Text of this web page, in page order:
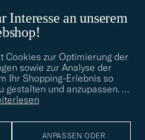
Off Race Light Fleece Half
Zip Moss Green
XL
Regulärer Preis
230€
OUTDOOR
an unserem
Cookies zur Optimierung der
sowie zur Analyse der
Ihr Shopping-Erlebnis so
gestalten und anzupassen. …
ANPASSEN ODER